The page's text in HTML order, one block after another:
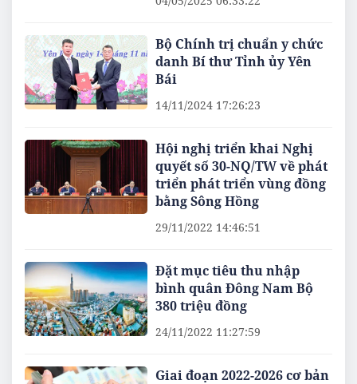
Bộ Chính trị chuẩn y chức
danh Bí thư Tỉnh ủy Yên
Bái
14/11/2024 17:26:23
Hội nghị triển khai Nghị
quyết số 30-NQ/TW về phát
triển phát triển vùng đồng
bằng Sông Hồng
29/11/2022 14:46:51
Đặt mục tiêu thu nhập
bình quân Đông Nam Bộ
380 triệu đồng
24/11/2022 11:27:59
Giai đoạn 2022-2026 cơ bản